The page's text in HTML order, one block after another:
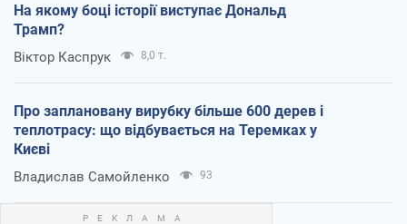
На якому боці історії виступає Дональд
Трамп?
Віктор Каспрук 8,0 т.
Про заплановану вирубку більше 600 дерев і
теплотрасу: що відбувається на Теремках у
Києві
Владислав Самойленко 93